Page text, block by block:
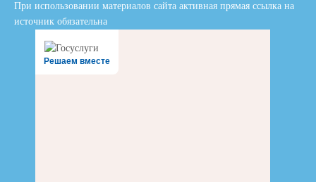
При использовании материалов сайта активная прямая ссылка на
источник обязательна
Решаем вместе